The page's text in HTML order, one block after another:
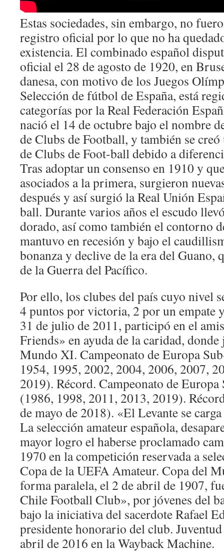
Estas sociedades, sin embargo, no
registro oficial por lo que no ha
existencia. El combinado español
oficial el 28 de agosto de 1920, en
danesa, con motivo de los Juegos
Selección de fútbol de España, está
categorías por la Real Federación
nació el 14 de octubre bajo el nombre
de Clubs de Football, y también se
de Clubs de Foot-ball debido a
Tras adoptar un consenso en 1910 y
asociados a la primera, surgieron
después y así surgió la Real Unión
ball. Durante varios años el escudo
dorado, así como también el contorno
mantuvo en recesión y bajo el
bonanza y declive de la era del Guano,
de la Guerra del Pacífico.
Por ello, los clubes del país cuyo nivel
4 puntos por victoria, 2 por un empate
31 de julio de 2011, participó en el
Friends» en ayuda de la caridad,
Mundo XI. Campeonato de Europa
1954, 1995, 2002, 2004, 2006, 2007,
2019). Récord. Campeonato de
(1986, 1998, 2011, 2013, 2019).
de mayo de 2018). «El Levante se
La selección amateur española,
mayor logro el haberse proclamado
1970 en la competición reservada a
Copa de la UEFA Amateur. Copa del
forma paralela, el 2 de abril de 1907,
Chile Football Club», por jóvenes del
bajo la iniciativa del sacerdote Rafael
presidente honorario del club.
abril de 2016 en la Wayback Machine.